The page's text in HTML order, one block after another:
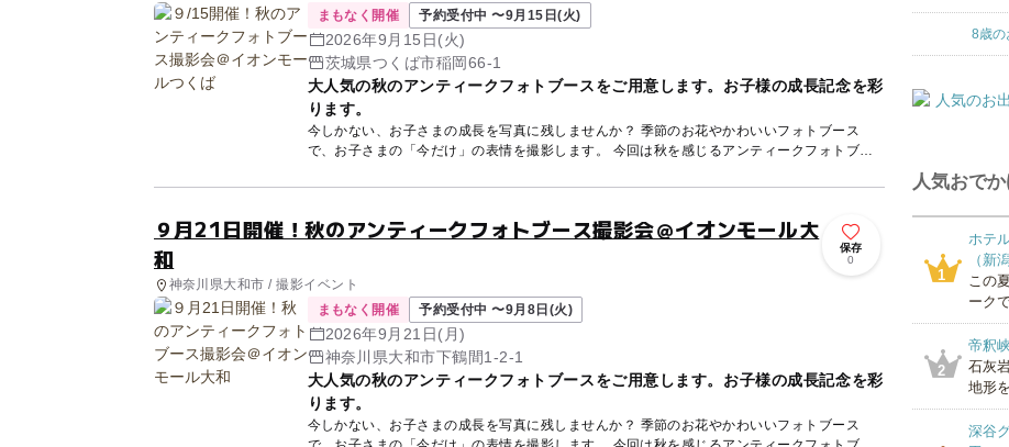
まもなく開催 予約受付中 〜9月15日(火)
2026年9月15日(火)
茨城県つくば市稲岡66-1
大人気の秋のアンティークフォトブースをご用意します。お子様の成長記念を彩
ります。
今しかない、お子さまの成長を写真に残しませんか？ 季節のお花やかわいいフォトブース
で、お子さまの「今だけ」の表情を撮影します。 今回は秋を感じるアンティークフォトブ
９月21日開催！秋のアンティークフォトブース撮影会＠イオンモール大
和
神奈川県大和市 / 撮影イベント
保存
0
まもなく開催 予約受付中 〜9月8日(火)
2026年9月21日(月)
神奈川県大和市下鶴間1-2-1
大人気の秋のアンティークフォトブースをご用意します。お子様の成長記念を彩
ります。
今しかない、お子さまの成長を写真に残しませんか？ 季節のお花やかわいいフォトブース
8歳の
人気おで
1
ホテ
（新潟
この
ーク
2
帝釈
石灰
地形
深谷